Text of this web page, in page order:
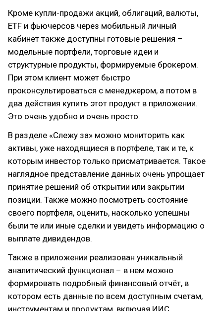
Кроме купли-продажи акций, облигаций, валюты,
ETF и фьючерсов через мобильный личный
кабинет также доступны готовые решения –
модельные портфели, торговые идеи и
структурные продукты, формируемые брокером.
При этом клиент может быстро
проконсультироваться с менеджером, а потом в
два действия купить этот продукт в приложении.
Это очень удобно и очень просто.
В разделе «Слежу за» можно мониторить как
активы, уже находящиеся в портфеле, так и те, к
которым инвестор только присматривается. Такое
наглядное представление данных очень упрощает
принятие решений об открытии или закрытии
позиции. Также можно посмотреть состояние
своего портфеля, оценить, насколько успешны
были те или иные сделки и увидеть информацию о
выплате дивидендов.
Также в приложении реализован уникальный
аналитический функционал – в нем можно
формировать подробный финансовый отчёт, в
котором есть данные по всем доступным счетам,
инструментам и продуктам, включая ИИС,